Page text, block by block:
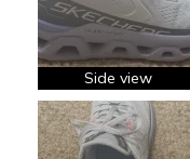
Stylish
Beste toepassingen
Casual Wear
Going Out
Side view